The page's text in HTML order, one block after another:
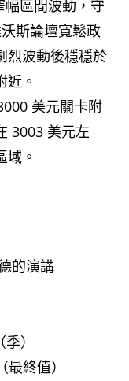
幅區間波動，守
斯論壇寬鬆政
烈波動後穩穩於
近。
美元關卡附
3003 美元左
域。
的演講
）
最終值）